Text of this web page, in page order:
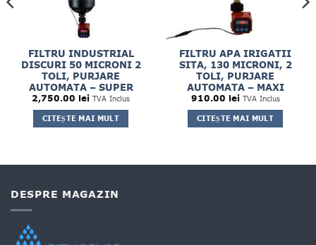
FILTRU INDUSTRIAL
DISCURI 50 MICRONI 2
TOLI, PURJARE
AUTOMATA – SUPER
2,750.00 lei TVA Inclus
CITEȘTE MAI MULT
FILTRU APA IRIGATII
SITA, 130 MICRONI, 2
TOLI, PURJARE
AUTOMATA – MAXI
910.00 lei TVA Inclus
CITEȘTE MAI MULT
DESPRE MAGAZIN